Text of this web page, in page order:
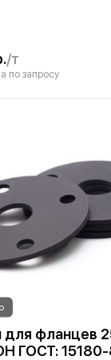
/т
по запросу
для фланцев
ГОСТ: